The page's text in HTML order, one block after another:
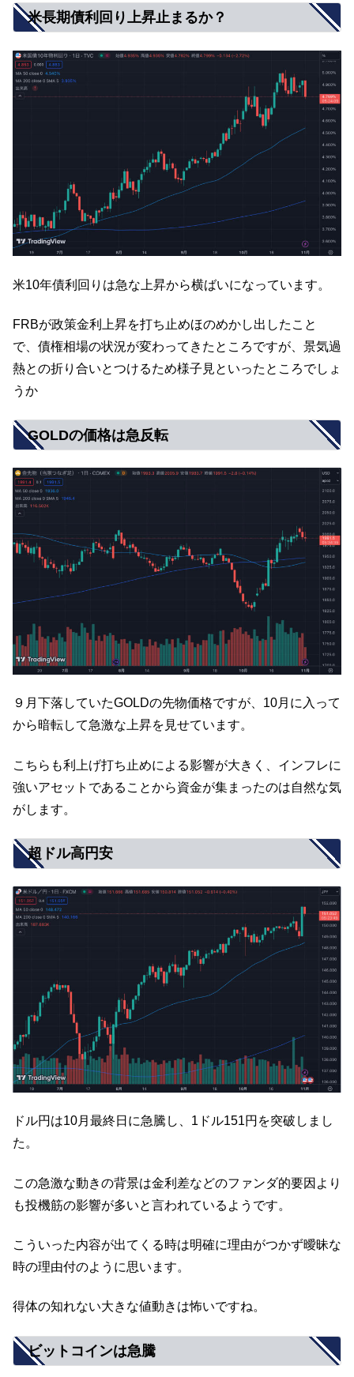
米長期債利回り上昇止まるか？
米10年債利回りは急な上昇から横ばいになっています。
FRBが政策金利上昇を打ち止めほのめかし出したこと
で、債権相場の状況が変わってきたところですが、景気過
熱との折り合いとつけるため様子見といったところでしょ
うか
GOLDの価格は急反転
９月下落していたGOLDの先物価格ですが、10月に入って
から暗転して急激な上昇を見せています。
こちらも利上げ打ち止めによる影響が大きく、インフレに
強いアセットであることから資金が集まったのは自然な気
がします。
超ドル高円安
ドル円は10月最終日に急騰し、1ドル151円を突破しまし
た。
この急激な動きの背景は金利差などのファンダ的要因より
も投機筋の影響が多いと言われているようです。
こういった内容が出てくる時は明確に理由がつかず曖昧な
時の理由付のように思います。
得体の知れない大きな値動きは怖いですね。
ビットコインは急騰